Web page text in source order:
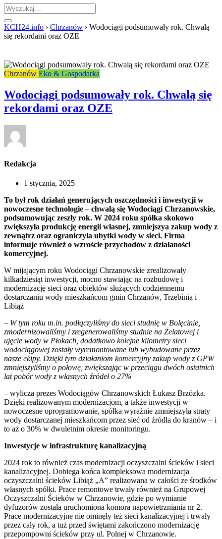
KCH24.info › Chrzanów › Wodociągi podsumowały rok. Chwalą
się rekordami oraz OZE
Chrzanów Eko & Gospodarka
Wodociągi podsumowały rok. Chwalą się
rekordami oraz OZE
Redakcja
1 stycznia, 2025
To był rok działań generujących oszczędności i inwestycji w
nowoczesne technologie – chwalą się Wodociągi Chrzanowskie,
podsumowując zeszły rok. W 2024 roku spółka skokowo
zwiększyła produkcję energii własnej, zmniejszya zakup wody z
zewnątrz oraz ograniczyła ubytki wody w sieci. Firma
informuje również o wzroście przychodów z działaności
komercyjnej.
W mijającym roku Wodociągi Chrzanowskie zrealizowały
kilkadziesiąt inwestycji, mocno stawiając na rozbudowę i
modernizację sieci oraz obiektów służących codziennemu
dostarczaniu wody mieszkańcom gmin Chrzanów, Trzebinia i
Libiąż
– W tym roku m.in. podłączyliśmy do sieci studnię w Bolęcinie,
zmodernizowaliśmy i zregenerowaliśmy studnie na Żelatowej i
ujęcie wody w Płokach, dodatkowo kolejne kilometry sieci
wodociągowej zostały wyremontowane lub wybudowane przez
nasze ekipy. Dzięki tym działaniom komercyjny zakup wody z GPW
zmniejszyliśmy o połowę, zwiększając w przeciągu dwóch ostatnich
lat pobór wody z własnych źródeł o 27%
– wylicza prezes Wodociągów Chrzanowskich Łukasz Brzózka.
Dzięki realizowanym modernizacjom, a także inwestycji w
nowoczesne oprogramowanie, spółka wyraźnie zmniejszyła straty
wody dostarczanej mieszkańcom przez sieć od źródła do kranów – i
to aż o 30% w dwuletnim okresie monitoringu.
Inwestycje w infrastrukturę kanalizacyjną
2024 rok to również czas modernizacji oczyszczalni ścieków i sieci
kanalizacyjnej. Dobiega końca kompleksowa modernizacja
oczyszczalni ścieków Libiąż „A” realizowana w całości ze środków
własnych spółki. Prace remontowe trwały również na Grupowej
Oczyszczalni Ścieków w Chrzanowie, gdzie po wymianie
dyfuzorów została uruchomiona komora napowietrzniania nr 2.
Prace modernizacyjne nie ominęły też sieci kanalizacyjnej i trwały
przez cały rok, a tuż przed świętami zakończono modernizację
przepompowni ścieków przy ul. Polnej w Chrzanowie.